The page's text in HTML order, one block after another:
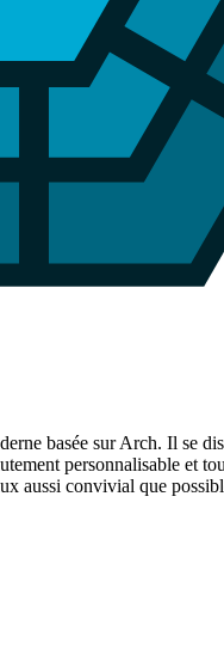
basée sur Arch. Il se
personnalisable et
aussi convivial que